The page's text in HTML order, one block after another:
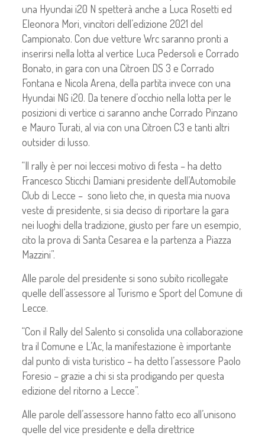
una Hyundai i20 N spetterà anche a Luca Rosetti ed
Eleonora Mori, vincitori dell’edizione 2021 del
Campionato. Con due vetture Wrc saranno pronti a
inserirsi nella lotta al vertice Luca Pedersoli e Corrado
Bonato, in gara con una Citroen DS 3 e Corrado
Fontana e Nicola Arena, della partita invece con una
Hyundai NG i20. Da tenere d’occhio nella lotta per le
posizioni di vertice ci saranno anche Corrado Pinzano
e Mauro Turati, al via con una Citroen C3 e tanti altri
outsider di lusso.
“Il rally è per noi leccesi motivo di festa – ha detto
Francesco Sticchi Damiani presidente dell’Automobile
Club di Lecce – sono lieto che, in questa mia nuova
veste di presidente, si sia deciso di riportare la gara
nei luoghi della tradizione, giusto per fare un esempio,
cito la prova di Santa Cesarea e la partenza a Piazza
Mazzini”.
Alle parole del presidente si sono subito ricollegate
quelle dell’assessore al Turismo e Sport del Comune di
Lecce.
“Con il Rally del Salento si consolida una collaborazione
tra il Comune e L’Ac, la manifestazione è importante
dal punto di vista turistico – ha detto l’assessore Paolo
Foresio – grazie a chi si sta prodigando per questa
edizione del ritorno a Lecce”.
Alle parole dell’assessore hanno fatto eco all’unisono
quelle del vice presidente e della direttrice